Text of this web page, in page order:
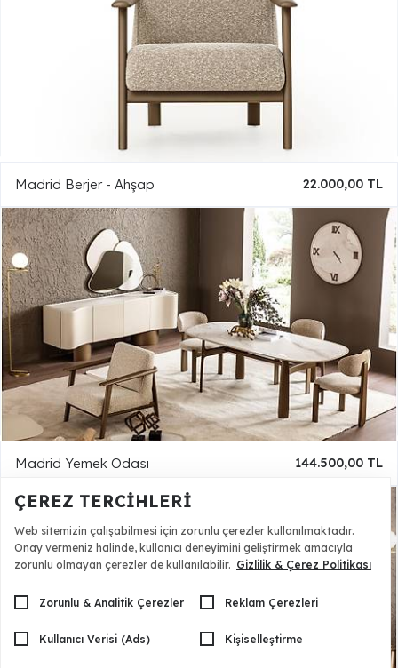
Madrid Berjer - Ahşap 22.000,00 TL
Madrid Yemek Odası 144.500,00 TL
ÇEREZ TERCIHLERI
Web sitemizin çalışabilmesi için zorunlu çerezler kullanılmaktadır.
Onay vermeniz halinde, kullanıcı deneyimini geliştirmek amacıyla
zorunlu olmayan çerezler de kullanılabilir. Gizlilik & Çerez Politikası
Zorunlu & Analitik Çerezler Reklam Çerezleri
Kullanıcı Verisi (Ads) Kişiselleştirme